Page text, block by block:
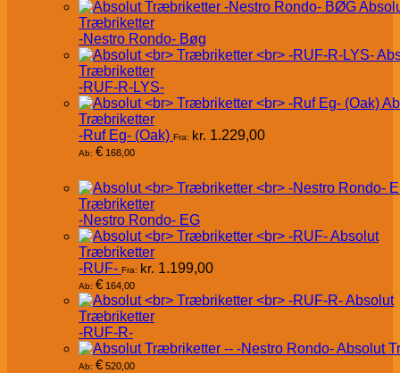
Træbriketter
-Nestro Rondo- Bøg
Træbriketter
-RUF-R-LYS-
Træbriketter
-Ruf Eg- (Oak) Fra: kr. 1.229,00
Ab: € 168,00
Træbriketter
-Nestro Rondo- EG
Absolut
Træbriketter
-RUF- Fra: kr. 1.199,00
Ab: € 164,00
Absolut
Træbriketter
-RUF-R-
Absolut
Ab: € 520,00